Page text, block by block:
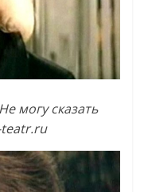
могу сказать